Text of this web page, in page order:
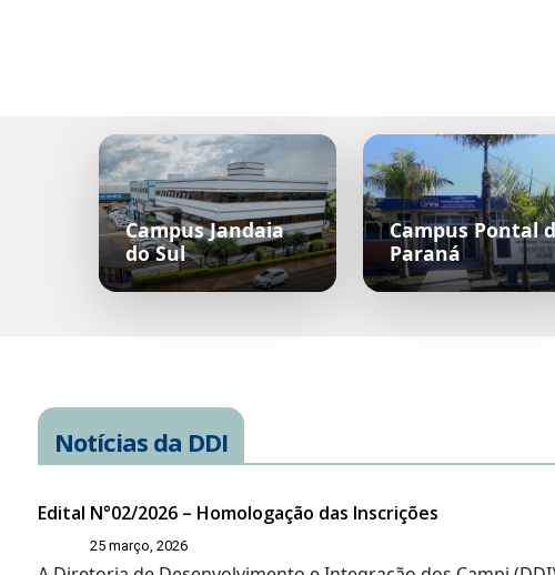
Campus Jandaia
do Sul
Campus Pontal
Paraná
Notícias da DDI
Edital N°02/2026 – Homologação das Inscrições
25 março, 2026